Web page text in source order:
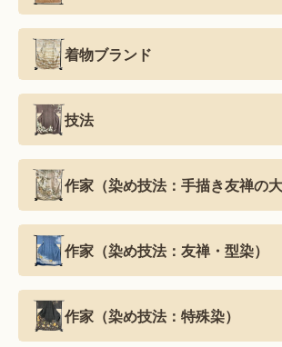
着物ブランド
技法
作家（染め技法：手描き友禅の大
作家（染め技法：友禅・型染）
作家（染め技法：特殊染）